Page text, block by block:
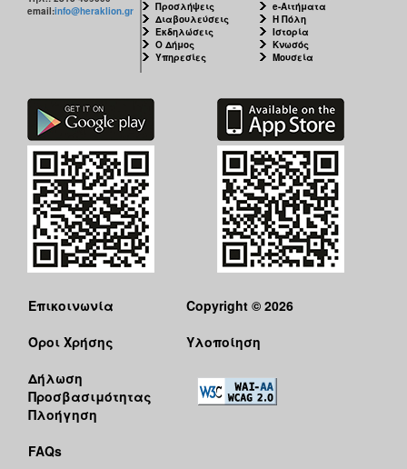
email:info@heraklion.gr
Προσλήψεις
Διαβουλεύσεις
Εκδηλώσεις
Ο Δήμος
Υπηρεσίες
e-Αιτήματα
Η Πόλη
Ιστορία
Κνωσός
Μουσεία
Επικοινωνία
Όροι Χρήσης
Δήλωση
Προσβασιμότητας
Πλοήγηση
FAQs
Copyright © 2026
Υλοποίηση